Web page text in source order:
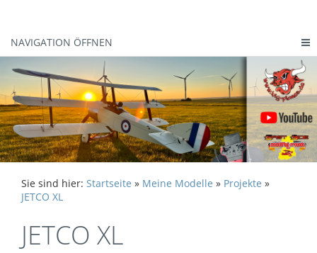
NAVIGATION ÖFFNEN
Sie sind hier: Startseite » Meine Modelle » Projekte »
JETCO XL
JETCO XL